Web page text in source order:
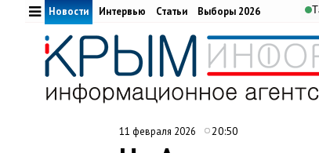
Новости Интервью Статьи Выборы 2026
11 февраля 2026 20:50